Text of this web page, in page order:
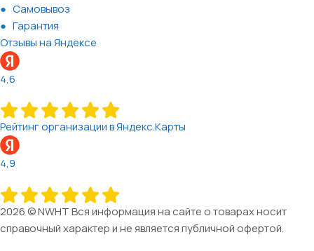
Самовывоз
Гарантия
Отзывы на Яндексе
4,6
Рейтинг организации в Яндекс.Карты
4,9
2026 © NWHT Вся информация на сайте о товарах носит
справочный характер и не является публичной офертой.